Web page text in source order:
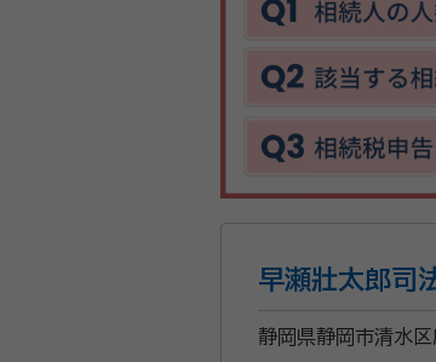
早瀬壯太郎司
静岡県静岡市清水